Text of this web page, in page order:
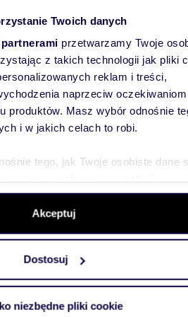
Twoich danych
przetwarzamy Twoje
z takich technologii jak pliki
reklam i treści,
naprzeciw oczekiwaniom
produktów. Masz wybór odnośnie
i w jakich celach to robi.
tego, jak Twoje osobiste dane
plików cookie możesz zmienić
dowolnej chwili.
i analizować ruch w
jak korzystasz z naszej witryny,
mogą połączyć te informacje z
Akceptuj
Dostosuj
niezbędne pliki cookie
948
Lokal
salon